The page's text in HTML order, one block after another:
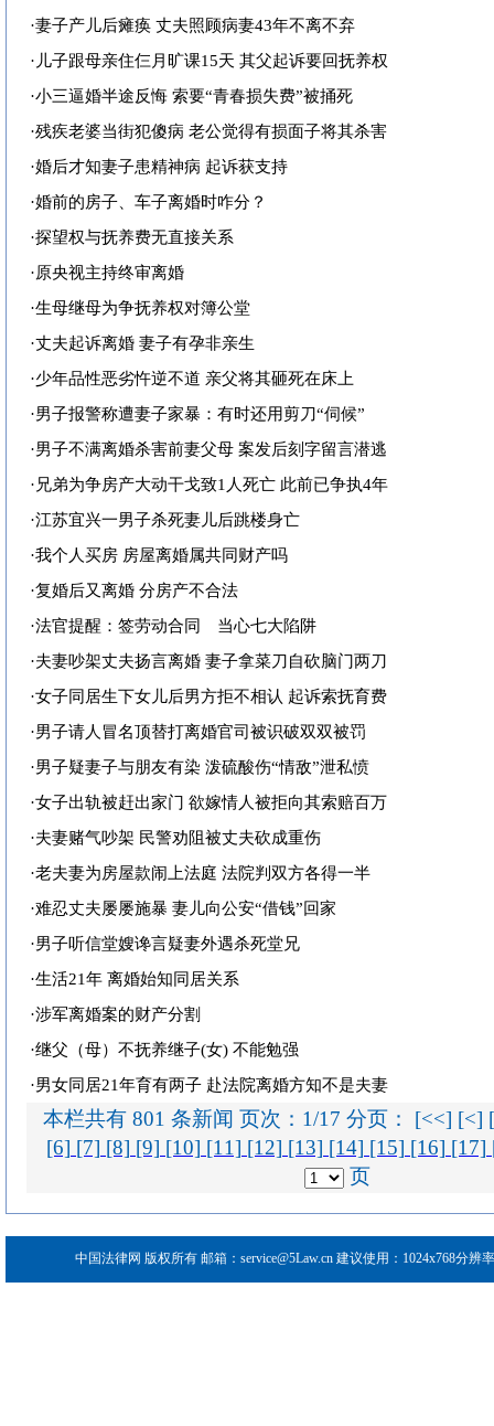
·妻子产儿后瘫痪 丈夫照顾病妻43年不离不弃
· 儿子跟母亲住仨月旷课15天 其父起诉要回抚养权
·小三逼婚半途反悔 索要“青春损失费”被捅死
·残疾老婆当街犯傻病 老公觉得有损面子将其杀害
·婚后才知妻子患精神病 起诉获支持
·婚前的房子、车子离婚时咋分？
·探望权与抚养费无直接关系
·原央视主持终审离婚
·生母继母为争抚养权对簿公堂
·丈夫起诉离婚 妻子有孕非亲生
·少年品性恶劣忤逆不道 亲父将其砸死在床上
·男子报警称遭妻子家暴：有时还用剪刀“伺候”
·男子不满离婚杀害前妻父母 案发后刻字留言潜逃
· 兄弟为争房产大动干戈致1人死亡 此前已争执4年
·江苏宜兴一男子杀死妻儿后跳楼身亡
·我个人买房 房屋离婚属共同财产吗
·复婚后又离婚 分房产不合法
·法官提醒：签劳动合同 当心七大陷阱
·夫妻吵架丈夫扬言离婚 妻子拿菜刀自砍脑门两刀
·女子同居生下女儿后男方拒不相认 起诉索抚育费
·男子请人冒名顶替打离婚官司被识破双双被罚
·男子疑妻子与朋友有染 泼硫酸伤“情敌”泄私愤
·女子出轨被赶出家门 欲嫁情人被拒向其索赔百万
·夫妻赌气吵架 民警劝阻被丈夫砍成重伤
·老夫妻为房屋款闹上法庭 法院判双方各得一半
·难忍丈夫屡屡施暴 妻儿向公安“借钱”回家
·男子听信堂嫂谗言疑妻外遇杀死堂兄
·生活21年 离婚始知同居关系
·涉军离婚案的财产分割
·继父（母）不抚养继子(女) 不能勉强
·男女同居21年育有两子 赴法院离婚方知不是夫妻
本栏共有 801 条新闻 页次：1/17 分页： [<<] [<]
[6] [7] [8] [9] [10] [11] [12] [13] [14] [15] [16] [17]
页
中国法律网 版权所有 邮箱：service@5Law.cn 建议使用：1024x768分辨